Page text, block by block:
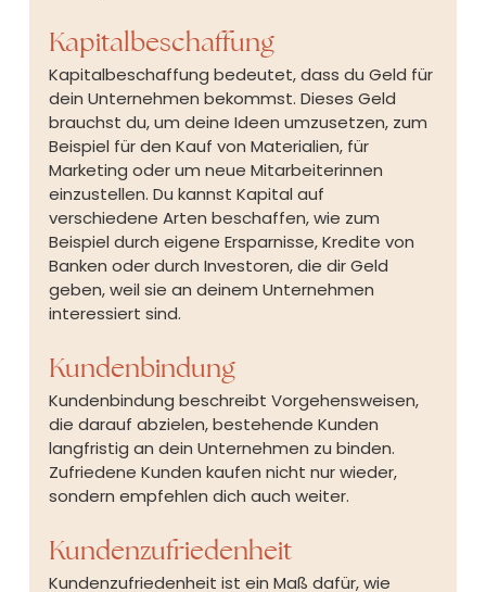
Kapitalbeschaffung
Kapitalbeschaffung bedeutet, dass du Geld für
dein Unternehmen bekommst. Dieses Geld
brauchst du, um deine Ideen umzusetzen, zum
Beispiel für den Kauf von Materialien, für
Marketing oder um neue Mitarbeiterinnen
einzustellen. Du kannst Kapital auf
verschiedene Arten beschaffen, wie zum
Beispiel durch eigene Ersparnisse, Kredite von
Banken oder durch Investoren, die dir Geld
geben, weil sie an deinem Unternehmen
interessiert sind.
Kundenbindung
Kundenbindung beschreibt Vorgehensweisen,
die darauf abzielen, bestehende Kunden
langfristig an dein Unternehmen zu binden.
Zufriedene Kunden kaufen nicht nur wieder,
sondern empfehlen dich auch weiter.
Kundenzufriedenheit
Kundenzufriedenheit ist ein Maß dafür, wie